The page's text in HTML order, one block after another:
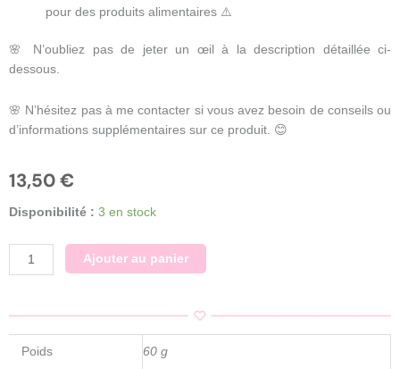
pour des produits alimentaires ⚠️
🌸 N’oubliez pas de jeter un œil à la description détaillée ci-
dessous.
🌸 N’hésitez pas à me contacter si vous avez besoin de conseils ou
d’informations supplémentaires sur ce produit. 😊
13,50€
Disponibilité : 3 en stock
quantité
commande
Ajouter au panier
Poids 60 g